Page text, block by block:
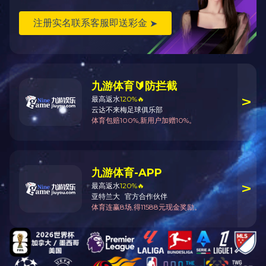
公司简介
九游（JIUYOU.COM）娱乐第一门户（简称“中国一拖”或“公司
国机械工业集团有限公司（简称“国机集团”）下属企业，前身
拉机制造厂，始建于 1955 年，是我国“一五”时期
个重点建
一。公司核心企业第一拖拉机股份有限公司（简称“一拖股份”
在香港联交所和上海证交所上市的“
”上市公司。